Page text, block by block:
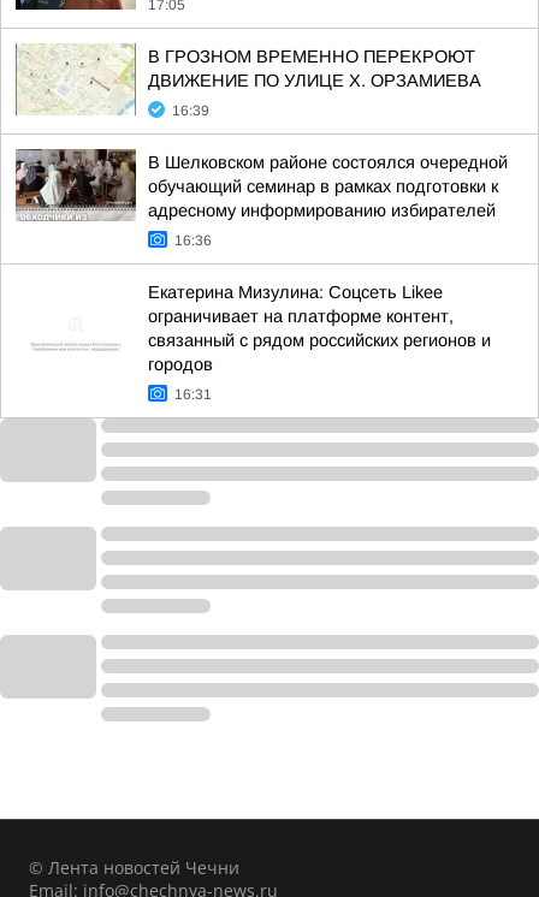
17:05
В ГРОЗНОМ ВРЕМЕННО ПЕРЕКРОЮТ
ДВИЖЕНИЕ ПО УЛИЦЕ Х. ОРЗАМИЕВА
16:39
В Шелковском районе состоялся очередной
обучающий семинар в рамках подготовки к
адресному информированию избирателей
16:36
Екатерина Мизулина: Соцсеть Likee
ограничивает на платформе контент,
связанный с рядом российских регионов и
городов
16:31
© Лента новостей Чечни
Email: info@chechnya-news.ru